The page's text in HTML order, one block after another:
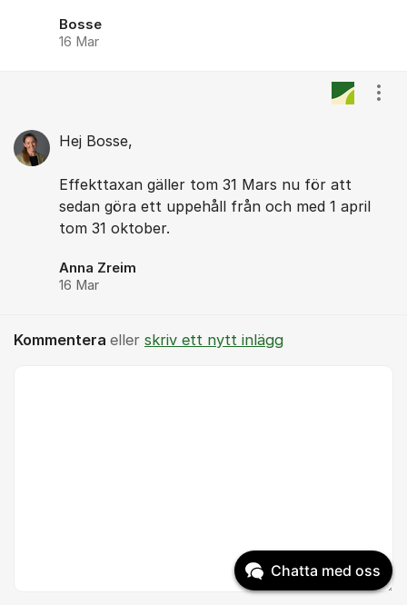
Bosse
16 Mar
Hej Bosse,
Effekttaxan gäller tom 31 Mars nu för att
sedan göra ett uppehåll från och med 1 april
tom 31 oktober.
Anna Zreim
16 Mar
Kommentera eller skriv ett nytt inlägg
Chatta med oss